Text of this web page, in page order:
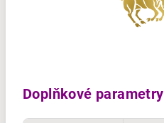
Doplňkové parametry